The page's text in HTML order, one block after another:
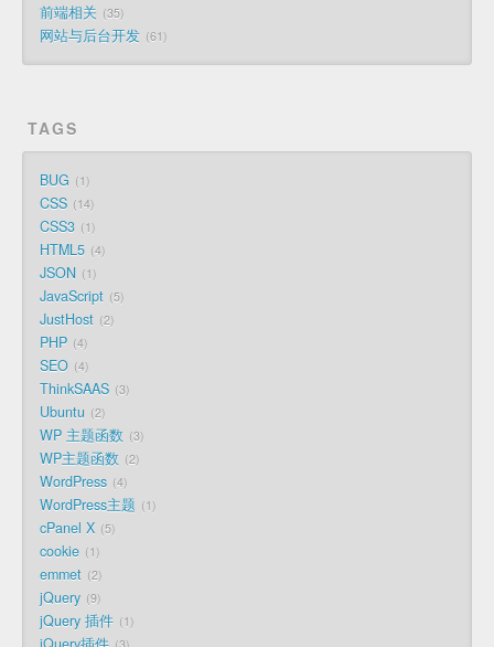
前端相关 35
网站与后台开发 61
TAGS
BUG 1
CSS 14
CSS3 1
HTML5 4
JSON 1
JavaScript 5
JustHost 2
PHP 4
SEO 4
ThinkSAAS 3
Ubuntu 2
WP 主题函数 3
WP主题函数 2
WordPress 4
WordPress主题 1
cPanel X 5
cookie 1
emmet 2
jQuery 9
jQuery 插件 1